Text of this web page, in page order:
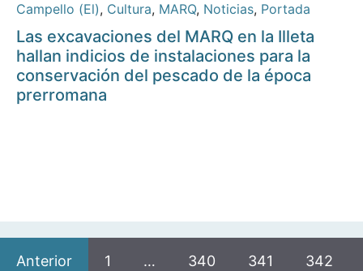
Campello (El), Cultura, MARQ, Noticias, Portada
Las excavaciones del MARQ en la Illeta
hallan indicios de instalaciones para la
conservación del pescado de la época
prerromana
Anterior 1 … 340 341 342